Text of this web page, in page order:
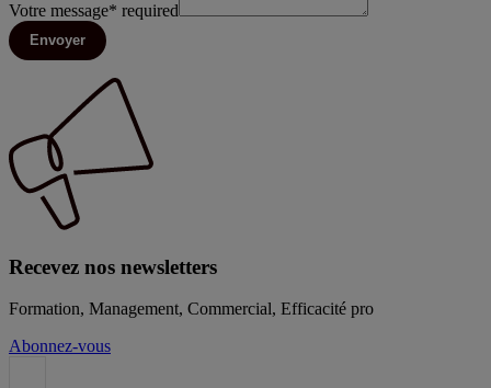
Votre message* required
Envoyer
Recevez nos newsletters
Formation, Management, Commercial, Efficacité pro
Abonnez-vous